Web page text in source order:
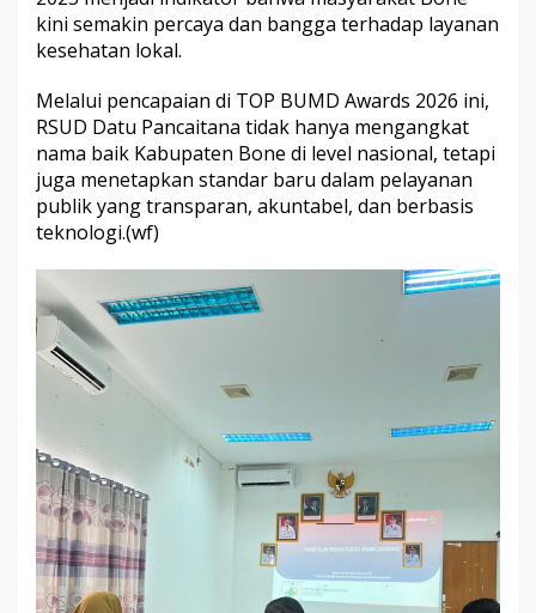
6
kini semakin percaya dan bangga terhadap layanan
kesehatan lokal.
​Melalui pencapaian di TOP BUMD Awards 2026 ini,
RSUD Datu Pancaitana tidak hanya mengangkat
nama baik Kabupaten Bone di level nasional, tetapi
juga menetapkan standar baru dalam pelayanan
publik yang transparan, akuntabel, dan berbasis
teknologi.(wf)